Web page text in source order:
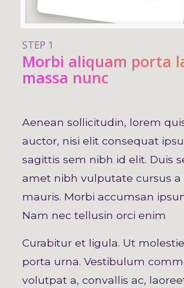
STEP 1
Morbi aliquam porta
massa nunc
Aenean sollicitudin, lorem
auctor, nisi elit consequat
sagittis sem nibh id elit. Duis
amet nibh vulputate cursus a
mauris. Morbi accumsan
Nam nec tellusin orci enim
Curabitur et ligula. Ut
porta urna. Vestibulum
volutpat a, convallis ac,